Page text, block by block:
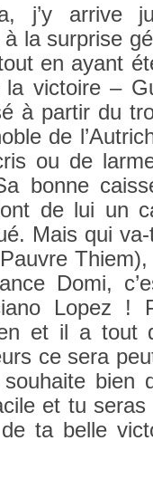
j’y ar­rive
à la sur­pr­ise
en ayant
vic­toire –
à par­tir du
de
ou de
bonne
de lui un
Mais qui
Domi,
Lopez !
et il a tout
ce sera
bien
et tu
ta belle